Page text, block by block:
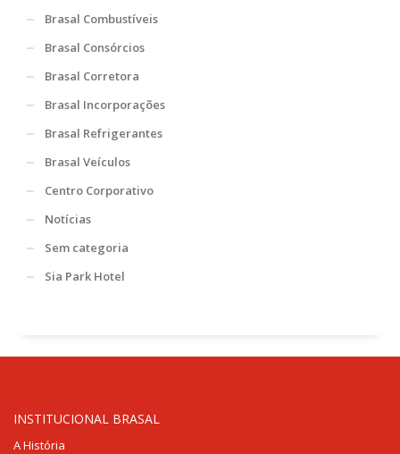
Brasal Combustíveis
Brasal Consórcios
Brasal Corretora
Brasal Incorporações
Brasal Refrigerantes
Brasal Veículos
Centro Corporativo
Notícias
Sem categoria
Sia Park Hotel
INSTITUCIONAL BRASAL
A História